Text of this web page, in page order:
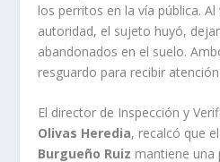
los perritos en la vía pública.
autoridad, el sujeto huyó,
abandonados en el suelo.
resguardo para recibir
El director de Inspección y
Olivas Heredia, recalcó que
Burgueño Ruiz mantiene una